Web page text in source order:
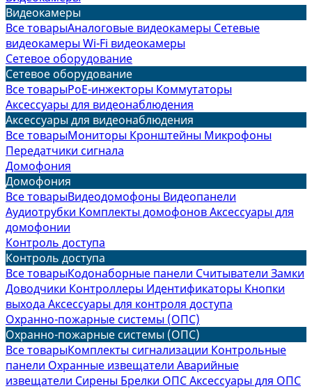
Видеокамеры
Все товарыАналоговые видеокамеры Сетевые
видеокамерыWi-Fi видеокамеры
Сетевое оборудование
Сетевое оборудование
Все товарыPoE-инжекторы Коммутаторы
Аксессуары для видеонаблюдения
Аксессуары для видеонаблюдения
Все товарыМониторы Кронштейны Микрофоны
Передатчики сигнала
Домофония
Домофония
Все товарыВидеодомофоны Видеопанели
Аудиотрубки Комплекты домофоновАксессуары для
домофонии
Контроль доступа
Контроль доступа
Все товарыКодонаборные панели Считыватели Замки
Доводчики Контроллеры Идентификаторы Кнопки
выхода Аксессуары для контроля доступа
Охранно-пожарные системы (ОПС)
Охранно-пожарные системы (ОПС)
Все товарыКомплекты сигнализации Контрольные
панели Охранные извещатели Аварийные
извещатели Сирены Брелки ОПСАксессуары для ОПС